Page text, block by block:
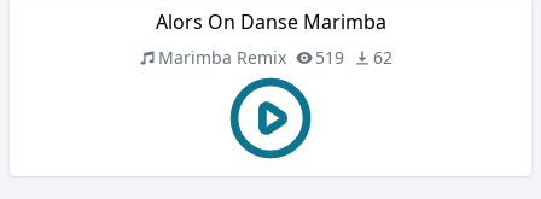
Alors On Danse Marimba
Marimba Remix 519 62